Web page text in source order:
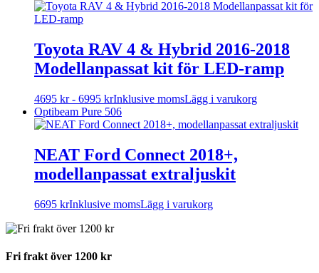
Toyota RAV 4 & Hybrid 2016-2018
Modellanpassat kit för LED-ramp
4695 kr- 6995 krInklusive momsLägg i varukorgDen
produkten
Optibeam Pure 506
NEAT Ford Connect 2018+,
modellanpassat extraljuskit
6695 krInklusive momsLägg i varukorg
Fri frakt över 1200 kr